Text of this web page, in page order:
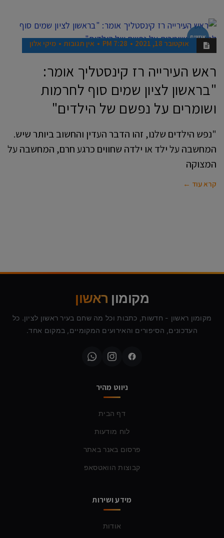
אנשים
אוקטובר 18, 2021 7:28 PM אין תגובות מיקי אלון
ראש העירייה רז קינסטליך אומר:
"בראשון לציון שמים סוף לחרמות
ושומרים על נפשם של הילדים"
"נפש הילדים שלנו, זהו הדבר העדין והחשוב ביותר שיש.
המחשבה על ילד או ילדה שחווים כרגע חרם, המחשבה על
המצוקה
קרא עוד ←
מקומון ראשון
מקומון ראשון - חדשות, כתבות וכל מה שחם בעיר ראשון לציון. כל
העדכונים, הסיפורים והאירועים המקומיים, במקום אחד.
ניווט מהיר
דף הבית
לוח מודעות
פרסום באנר באתר
קבוצות הוואטסאפ
מידע ושירות
אודות